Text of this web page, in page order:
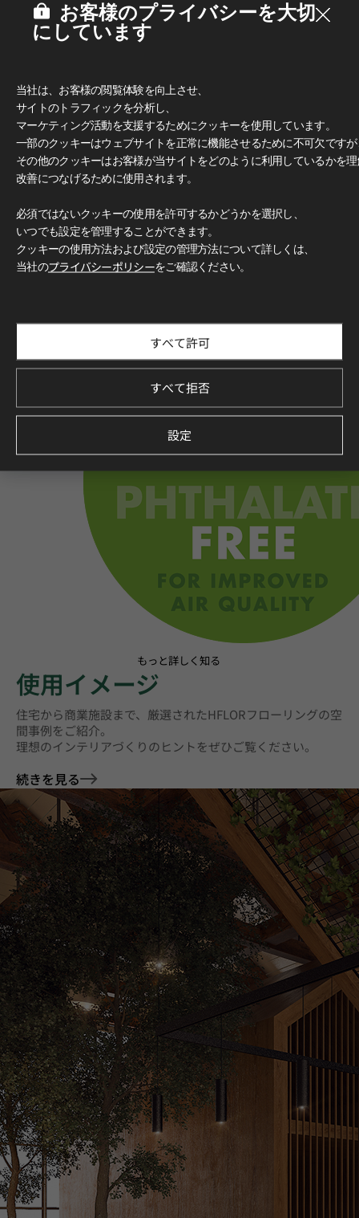
もっと詳しく知る
使用イメージ
住宅から商業施設まで、厳選されたHFLORフローリングの空
間事例をご紹介。
理想のインテリアづくりのヒントをぜひご覧ください。
続きを見る
お客様のプライバシーを大切
にしています
当社は、お客様の閲覧体験を向上させ、
サイトのトラフィックを分析し、
マーケティング活動を支援するためにクッキーを使用しています。
一部のクッキーはウェブサイトを正常に機能させるために不可欠です
その他のクッキーはお客様が当サイトをどのように利用しているかを
改善につなげるために使用されます。
必須ではないクッキーの使用を許可するかどうかを選択し、
いつでも設定を管理することができます。
クッキーの使用方法および設定の管理方法について詳しくは、
当社のプライバシーポリシーをご確認ください。
すべて許可
すべて拒否
設定